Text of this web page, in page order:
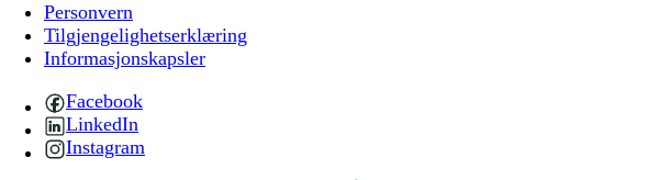
Personvern
Tilgjengelighetserklæring
Informasjonskapsler
Facebook
LinkedIn
Instagram